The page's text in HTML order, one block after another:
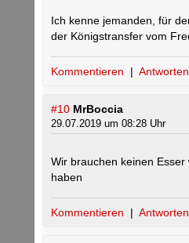
Ich kenne jemanden, für
der Königstransfer vom
Kommentieren | Antworten
#10 MrBoccia
29.07.2019 um 08:28 Uhr
Wir brauchen keinen Esser
haben
Kommentieren | Antworten